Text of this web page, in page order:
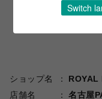
ショップ名
ROYAL
店舗名
名古屋
Switch